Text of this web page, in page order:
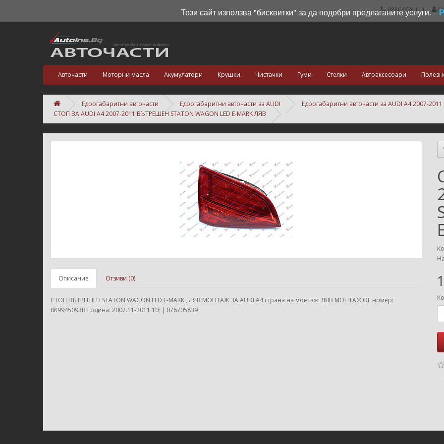
0886 958 111
Авточасти Моторни масла Акумулатори Крушки Чистачки Гуми Стелки Автоаксесоари
Едрогабаритни авточасти Едрогабаритни авточасти за AUDI
Едрогабаритни авточасти за AUDI A4 2007-2011
СТОП ЗА AUDI A4 2007-2011 ВЪТРЕШЕН STATON WAGON LED E-MARK ЛЯВ
Описание Отзиви (0)
СТОП ВЪТРЕШЕН STATON WAGON LED E-MARK , ЛЯВ МОНТАЖ ЗА AUDI A4 страна на монтаж: ЛЯВ МОНТАЖ ОЕ номер:
8K9945093B Година: 2007.11-2011.10; | 076705839
Този сайт използва "бисквитки" за да подобри предлаганите услуги.